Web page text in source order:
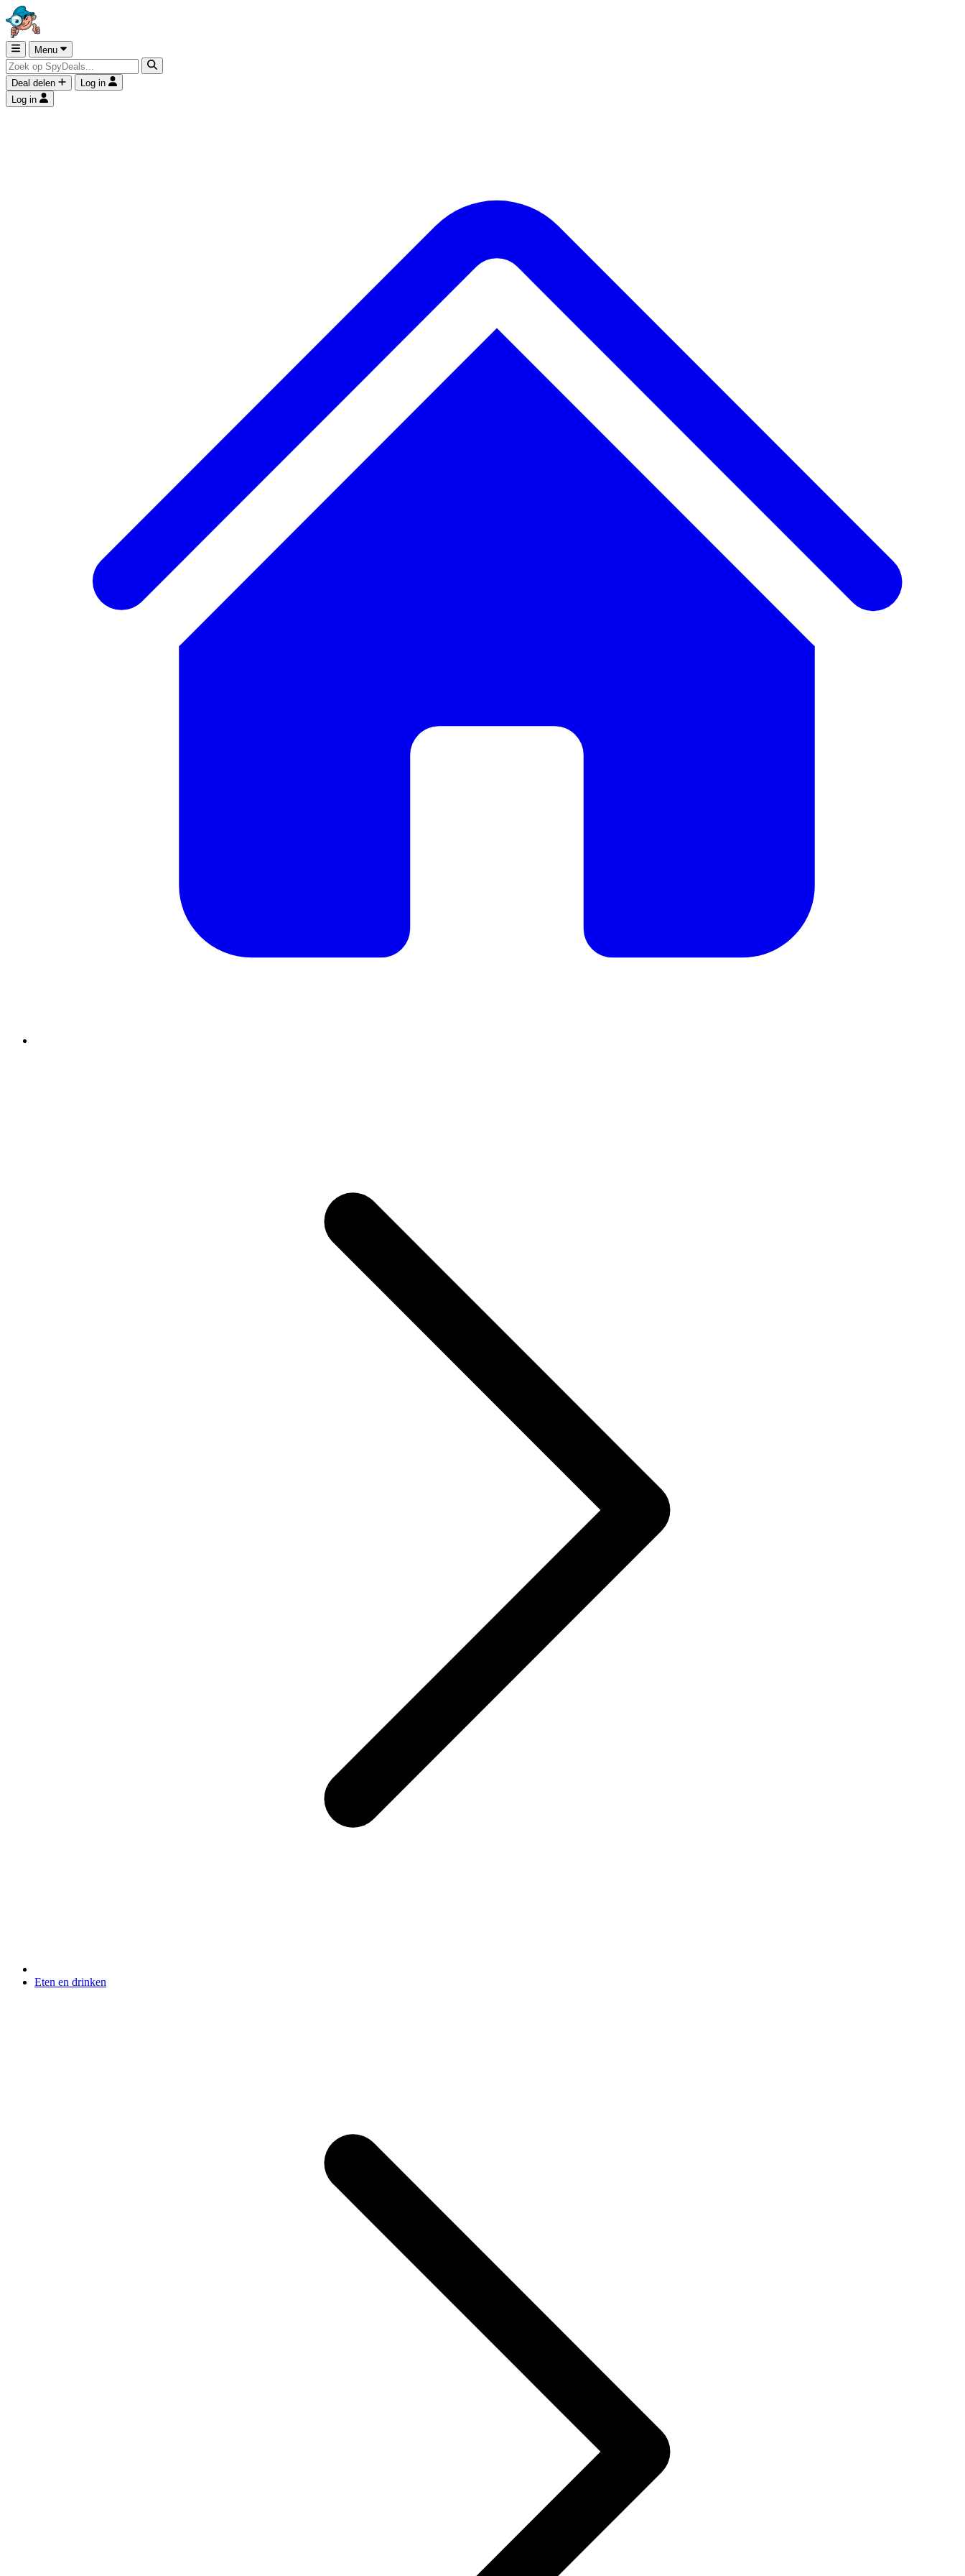
Menu
Deal delen
Log in
Log in
Eten en drinken